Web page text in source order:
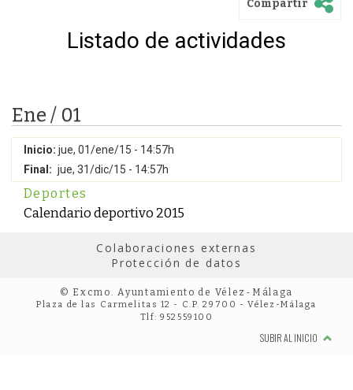
Compartir
Listado de actividades
Ene / 01
Inicio: jue, 01/ene/15 - 14:57h
Final: jue, 31/dic/15 - 14:57h
Deportes
Calendario deportivo 2015
Colaboraciones externas
Protección de datos
© Excmo. Ayuntamiento de Vélez-Málaga
Plaza de las Carmelitas 12 - C.P. 29700 - Vélez-Málaga
Tlf: 952559100
SUBIR AL INICIO